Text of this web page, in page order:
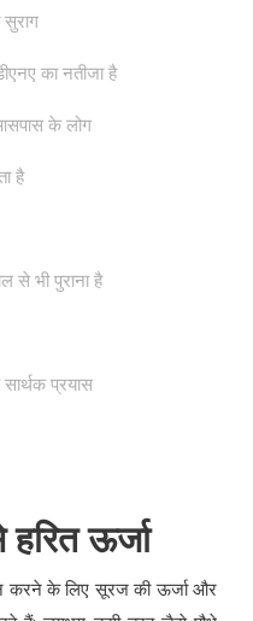
का नतीजा है
के लोग
है
से भी पुराना है
प्रयास
ऊर्जा
करने के लिए सूरज की ऊर्जा और